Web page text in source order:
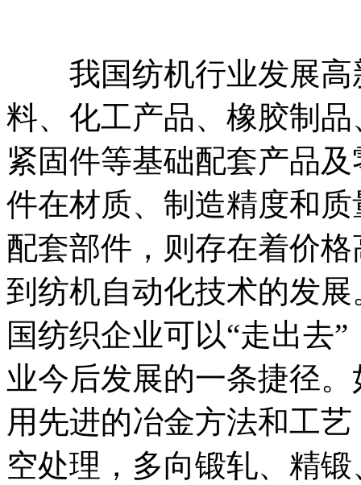
我国纺机行业发展高
料、化工产品、橡胶制
紧固件等基础配套产品
件在材质、制造精度和
配套部件，则存在着价
到纺机自动化技术的发
国纺织企业可以“走出去
业今后发展的一条捷径
用先进的冶金方法和工
空处理，多向锻轧、精